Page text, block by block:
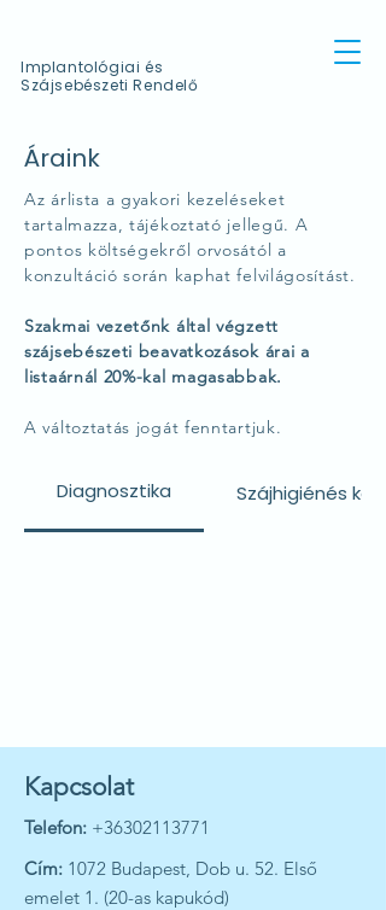
Implantológiai és
Szájsebészeti Rendelő
Áraink
Az árlista a gyakori kezeléseket
tartalmazza, tájékoztató jellegű. A
pontos költségekről orvosától a
konzultáció során kaphat felvilágosítást.
Szakmai vezetőnk által végzett
szájsebészeti beavatkozások árai a
listaárnál 20%-kal magasabbak.
A változtatás jogát fenntartjuk.
Diagnosztika Szájhigiénés
Kapcsolat
Telefon: +36302113771
Cím: 1072 Budapest, Dob u. 52. Első
emelet 1. (20-as kapukód)